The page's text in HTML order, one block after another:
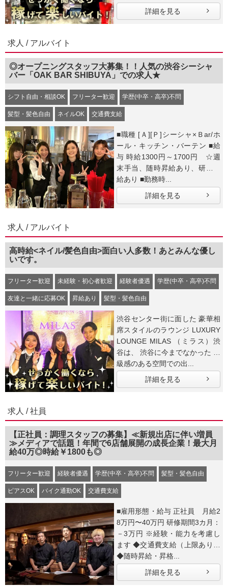
詳細を見る
求人 / アルバイト
◎オープニングスタッフ大募集！！人気の渋谷シーシャ
バー「OAK BAR SHIBUYA」での求人★
シフト自由・相談OK フリーター歓迎 学歴(中卒・高卒)不問
髪型・髪色自由 ネイルOK 交通費支給
■職種 [Ａ][Ｐ]シーシャ×Ｂar/ホ
ール・キッチン・バーテン ■給
与 時給1300円～1700円 ☆週
末手当、随時昇給あり、研修時
給あり ■勤務時...
詳細を見る
求人 / アルバイト
高時給<ネイル/髪色自由>面白い人多数！あとみんな優し
いです。
フリーター歓迎 未経験・初心者歓迎 経験者優遇 学歴(中卒・高卒)不問
友達と一緒に応募OK 昇給あり 髪型・髪色自由
渋谷センター街に面した 豪華相
席スタイルのラウンジ LUXURY
LOUNGE MILAS （ミラス）渋
谷は、 渋谷に今までなかった 高
級感のある空間での出...
詳細を見る
求人 / 社員
【正社員：調理スタッフの募集】≪新規出店に伴い増員
≫メディアで話題！年間で6店舗展開の成長企業！最大月
給40万◎時給￥1800も◎
フリーター歓迎 経験者優遇 学歴(中卒・高卒)不問 髪型・髪色自由
ピアスOK バイク通勤OK 交通費支給
■雇用形態・給与 正社員 月給2
8万円〜40万円 研修期間3カ月：
－3万円 ※経験・能力を考慮し
ます ◆交通費支給（上限あり）
◆随時昇給・昇格...
詳細を見る